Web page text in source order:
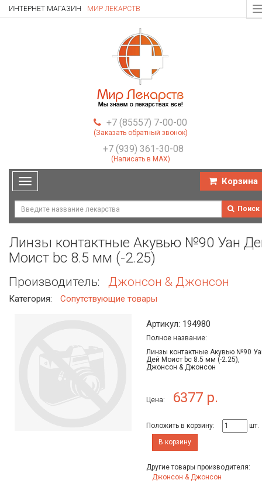
ИНТЕРНЕТ МАГАЗИН МИР ЛЕКАРСТВ
+7 (85557) 7-00-00
(Заказать обратный звонок)
+7 (939) 361-30-08
(Написать в MAX)
Toggle
navigation
Корзина
Поиск
Линзы контактные Акувью №90 Уан
Моист bc 8.5 мм (-2.25)
Производитель: Джонсон & Джонсон
Категория: Сопутствующие товары
Артикул: 194980
Полное название:
Линзы контактные Акувью №90
Дей Моист bc 8.5 мм (-2.25),
Джонсон & Джонсон
Цена: 6377 р.
Положить в корзину:
шт.
В корзину
Другие товары производителя:
Джонсон & Джонсон